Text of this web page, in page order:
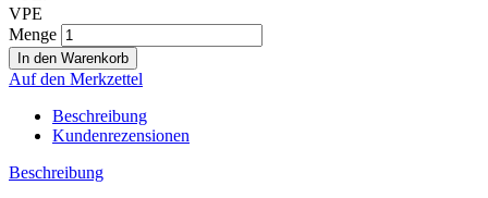
VPE
Menge
Auf den Merkzettel
Beschreibung
Kundenrezensionen
Beschreibung